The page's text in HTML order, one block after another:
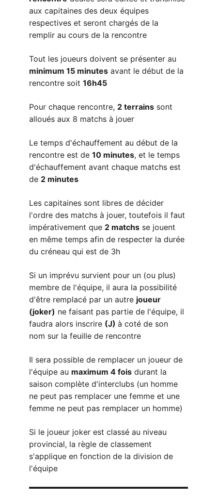
aux capitaines des deux équipes
respectives et seront chargés de la
remplir au cours de la rencontre
Tout les joueurs doivent se présenter au
minimum 15 minutes avant le début de la
rencontre soit 16h45
Pour chaque rencontre, 2 terrains sont
alloués aux 8 matchs à jouer
Le temps d'échauffement au début de la
rencontre est de 10 minutes, et le temps
d'échauffement avant chaque matchs est
de 2 minutes
Les capitaines sont libres de décider
l'ordre des matchs à jouer, toutefois il faut
impérativement que 2 matchs se jouent
en même temps afin de respecter la durée
du créneau qui est de 3h
Si un imprévu survient pour un (ou plus)
membre de l'équipe, il aura la possibilité
d'être remplacé par un autre joueur
(joker) ne faisant pas partie de l'équipe, il
faudra alors inscrire (J) à coté de son
nom sur la feuille de rencontre
Il sera possible de remplacer un joueur de
l'équipe au maximum 4 fois durant la
saison complète d'interclubs (un homme
ne peut pas remplacer une femme et une
femme ne peut pas remplacer un homme)
Si le joueur joker est classé au niveau
provincial, la règle de classement
s'applique en fonction de la division de
l'équipe